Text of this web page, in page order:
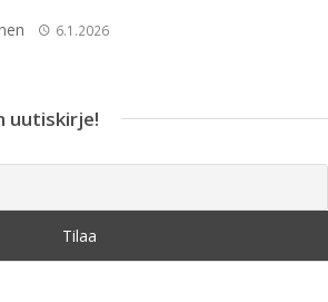
6.1.2026
uutiskirje!